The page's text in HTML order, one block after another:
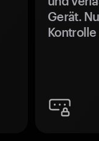
Gerät.